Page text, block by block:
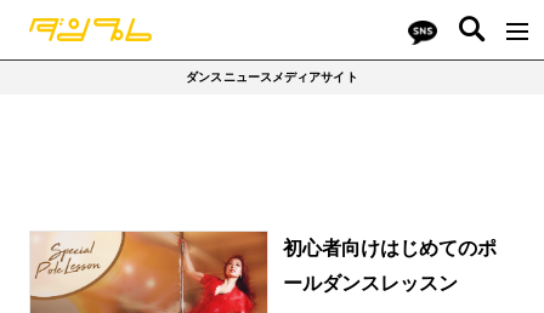
ダンスニュースメディアサイト
初心者向けはじめてのポ
ールダンスレッスン